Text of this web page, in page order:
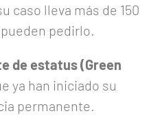
caso lleva más de 150
pedirlo.
de estatus (Green
ya han iniciado su
permanente.